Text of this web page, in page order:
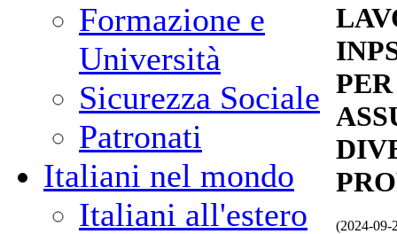
Formazione e
Università
Sicurezza Sociale
Patronati
Italiani nel mondo
Italiani all'estero
(2024-09-